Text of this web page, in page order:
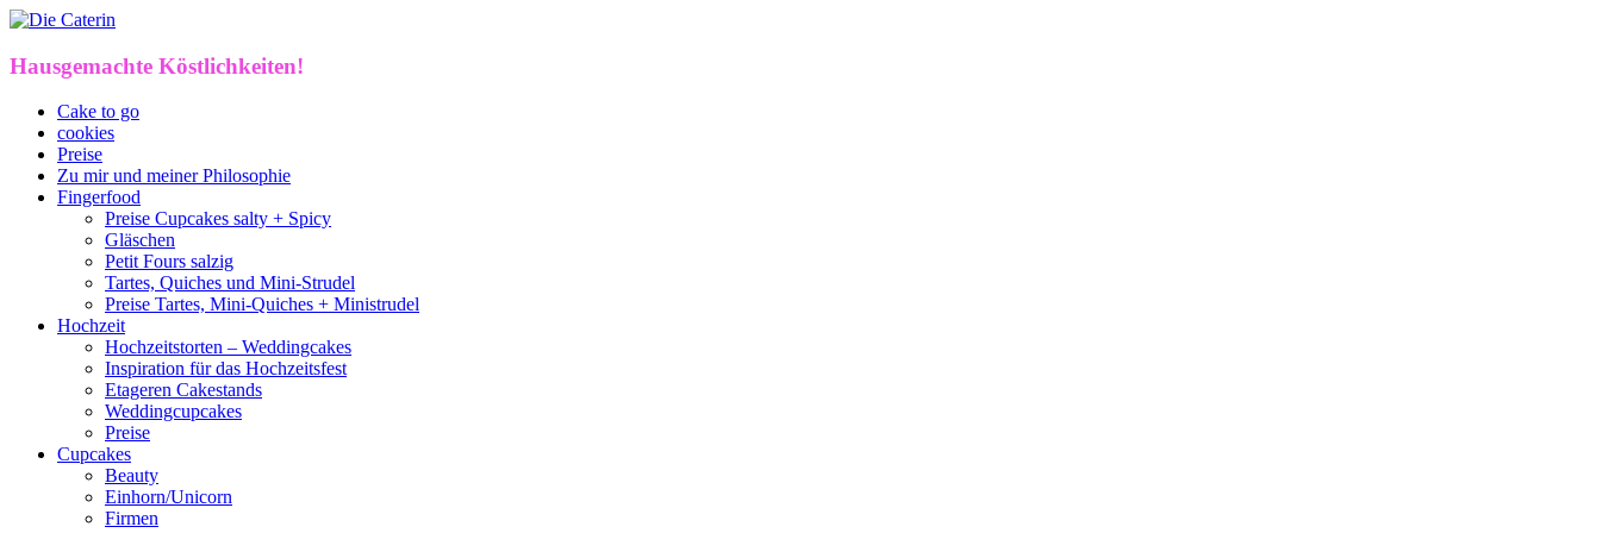
Hausgemachte Köstlichkeiten!
Cake to go
cookies
Preise
Zu mir und meiner Philosophie
Fingerfood
Preise Cupcakes salty + Spicy
Gläschen
Petit Fours salzig
Tartes, Quiches und Mini-Strudel
Preise Tartes, Mini-Quiches + Ministrudel
Hochzeit
Hochzeitstorten – Weddingcakes
Inspiration für das Hochzeitsfest
Etageren Cakestands
Weddingcupcakes
Preise
Cupcakes
Beauty
Einhorn/Unicorn
Firmen